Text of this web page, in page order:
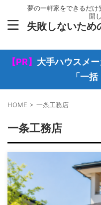
夢の一軒家をできるだ
開
失敗しないため
【PR】 大手ハウスメ
「一
HOME > 一条工務店
一条工務店